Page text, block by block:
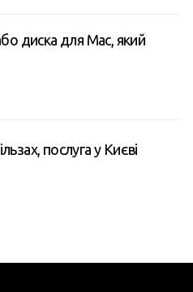
диска для Mac, який
послуга у Києві